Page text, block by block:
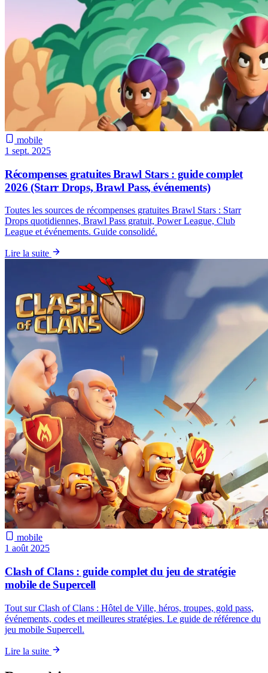
mobile
1 sept. 2025
Récompenses gratuites Brawl Stars : guide complet
2026 (Starr Drops, Brawl Pass, événements)
Toutes les sources de récompenses gratuites Brawl Stars : Starr
Drops quotidiennes, Brawl Pass gratuit, Power League, Club
League et événements. Guide consolidé.
Lire la suite
mobile
1 août 2025
Clash of Clans : guide complet du jeu de stratégie
mobile de Supercell
Tout sur Clash of Clans : Hôtel de Ville, héros, troupes, gold pass,
événements, codes et meilleures stratégies. Le guide de référence du
jeu mobile Supercell.
Lire la suite